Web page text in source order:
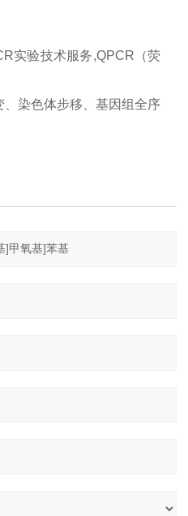
实验技术服务,QPCR（荧
染色体步移、基因组全序